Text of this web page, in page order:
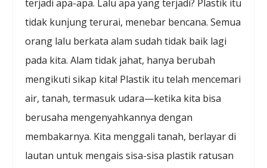
terjadi apa-apa. Lalu apa yang terjadi? Plastik itu
tidak kunjung terurai, menebar bencana. Semua
orang lalu berkata alam sudah tidak baik lagi
pada kita. Alam tidak jahat, hanya berubah
mengikuti sikap kita! Plastik itu telah mencemari
air, tanah, termasuk udara—ketika kita bisa
berusaha mengenyahkannya dengan
membakarnya. Kita menggali tanah, berlayar di
lautan untuk mengais sisa-sisa plastik ratusan